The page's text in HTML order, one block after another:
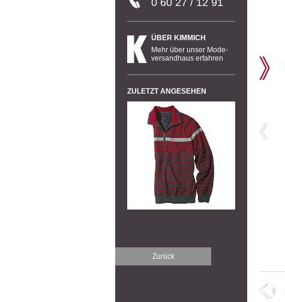
ÜBER KIMMICH
Mehr über unser Mode-
versandhaus erfahren
ZULETZT ANGESEHEN
Zurück